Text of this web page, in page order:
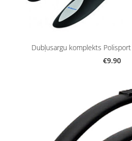
Dubļusargu komplekts
€9.90